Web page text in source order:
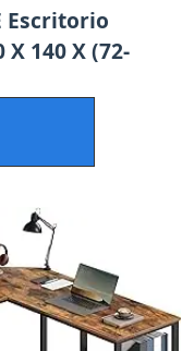
Escritorio
140 X (72-